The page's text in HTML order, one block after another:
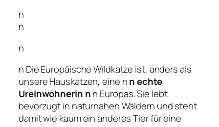
n
n
n
n Die Europäische Wildkatze ist, anders als
unsere Hauskatzen, eine nn echte
Ureinwohnerin nn Europas. Sie lebt
bevorzugt in naturnahen Wäldern und steht
damit wie kaum ein anderes Tier für eine